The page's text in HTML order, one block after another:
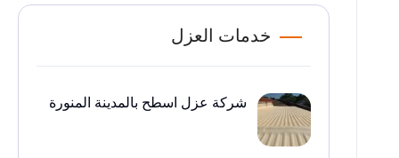
خدمات العزل
شركة عزل اسطح بالمدينة المنورة